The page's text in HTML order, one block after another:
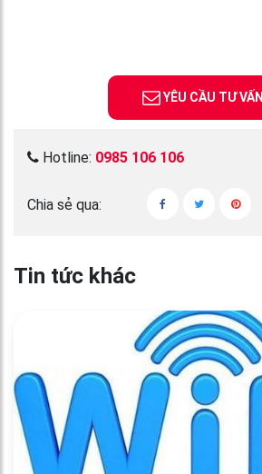
YÊU CẦU TƯ VẤN
Hotline: 0985 106 106
Chia sẻ qua:
Tin tức khác